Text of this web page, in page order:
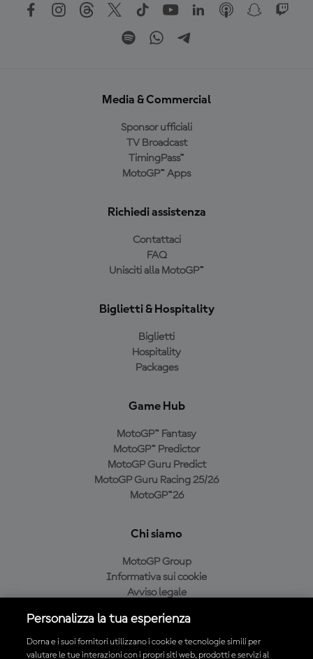
Media & Commercial
Sponsor ufficiali
TV Broadcast
TimingPass™
MotoGP™ Apps
Richiedi assistenza
Contattaci
FAQ
Unisciti alla MotoGP™
Biglietti & Hospitality
Biglietti
Hospitality
Packages
Game Hub
MotoGP™ Fantasy
MotoGP™ Predictor
MotoGP Guru Predict
MotoGP Guru Racing 25/26
MotoGP™26
Chi siamo
MotoGP Group
Informativa sui cookie
Avviso legale
Condizioni di acquisto
Personalizza la tua esperienza
Dorna e i suoi fornitori utilizzano i cookie e tecnologie simili per
valutare le tue interazioni con i propri siti web, prodotti e servizi al